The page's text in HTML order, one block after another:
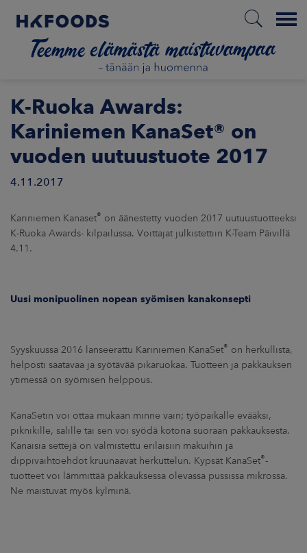
Menu
ETUSIVU
UUTISHUONE
K-Ruoka Awards:
Kariniemen KanaSet® on
vuoden uutuustuote 2017
4.11.2017
Kariniemen Kanaset® on äänestetty vuoden 2017 uutuustuotteeksi
K-Ruoka Awards- kilpailussa. Voittajat julkistettiin K-Team Päivillä
4.11.
Uusi monipuolinen nopean syömisen kanakonsepti
Syyskuussa 2016 lanseerattu Kariniemen KanaSet® on herkullista,
helposti saatavaa ja syötävää pikaruokaa. Tuotteen ja pakkauksen
ytimessä on syömisen helppous.
KanaSetin voi ottaa mukaan minne vain; työpaikalle evääksi,
piknikille, salille tai sen voi syödä kotona suoraan pakkauksesta.
Kanaisia settejä on valmistettu erilaisiin makuihin ja
dippivaihtoehdot kruunaavat herkuttelun. Kypsät KanaSet®-
tuotteet voi lämmittää pakkauksessa olevassa pussissa mikrossa.
Ne maistuvat myös kylminä.